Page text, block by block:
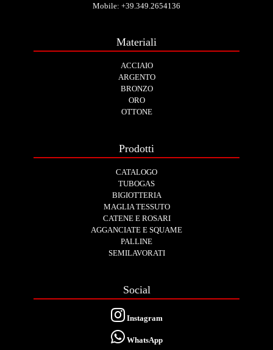
Mobile: +39.349.2654136
Materiali
ACCIAIO
ARGENTO
BRONZO
ORO
OTTONE
Prodotti
CATALOGO
TUBOGAS
BIGIOTTERIA
MAGLIA TESSUTO
CATENE E ROSARI
AGGANCIATE E SQUAME
PALLINE
SEMILAVORATI
Social
Instagram
WhatsApp